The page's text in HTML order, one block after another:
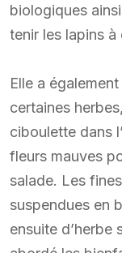
biologiques
tenir les lapins à
Elle a
certaines
ciboulette dans
fleurs mauves
salade. Les
suspendues en
ensuite d’herbe